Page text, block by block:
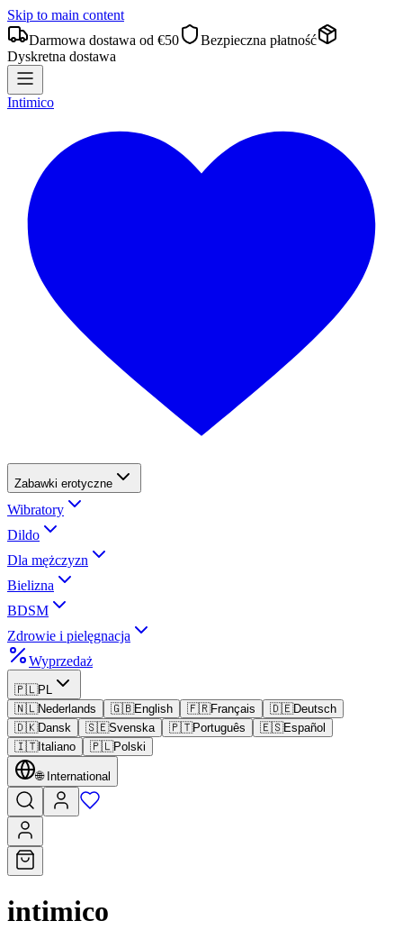
Skip to main content
Darmowa dostawa od €50
Bezpieczna płatność
Dyskretna dostawa
Intimico
Zabawki erotyczne
Wibratory
Dildo
Dla mężczyzn
Bielizna
BDSM
Zdrowie i pielęgnacja
Wyprzedaż
🇵🇱PL
🇳🇱Nederlands 🇬🇧English 🇫🇷Français 🇩🇪Deutsch
🇩🇰Dansk 🇸🇪Svenska 🇵🇹Português 🇪🇸Español
🇮🇹Italiano 🇵🇱Polski
🌐 International
intimico